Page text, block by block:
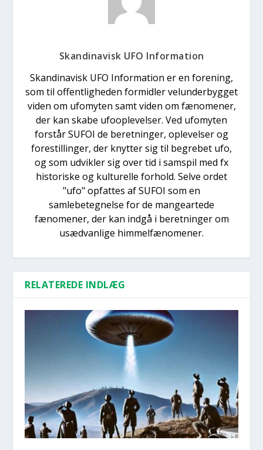
Skandinavisk UFO Information
Skandinavisk UFO Information er en forening,
som til offentligheden formidler velunderbygget
viden om ufomyten samt viden om fænomener,
der kan skabe ufooplevelser. Ved ufomyten
forstår SUFOI de beretninger, oplevelser og
forestillinger, der knytter sig til begrebet ufo,
og som udvikler sig over tid i samspil med fx
historiske og kulturelle forhold. Selve ordet
"ufo" opfattes af SUFOI som en
samlebetegnelse for de mangeartede
fænomener, der kan indgå i beretninger om
usædvanlige himmelfænomener.
RELATEREDE INDLÆG